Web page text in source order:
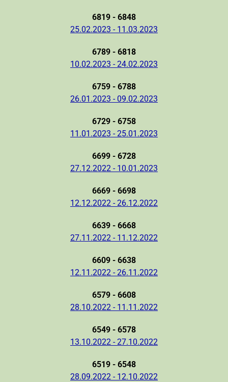
6819 - 6848
25.02.2023 - 11.03.2023
6789 - 6818
10.02.2023 - 24.02.2023
6759 - 6788
26.01.2023 - 09.02.2023
6729 - 6758
11.01.2023 - 25.01.2023
6699 - 6728
27.12.2022 - 10.01.2023
6669 - 6698
12.12.2022 - 26.12.2022
6639 - 6668
27.11.2022 - 11.12.2022
6609 - 6638
12.11.2022 - 26.11.2022
6579 - 6608
28.10.2022 - 11.11.2022
6549 - 6578
13.10.2022 - 27.10.2022
6519 - 6548
28.09.2022 - 12.10.2022